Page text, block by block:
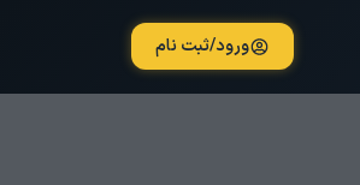
ورود/ثبت نام